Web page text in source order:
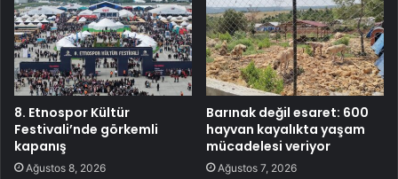
8. Etnospor Kültür
Festivali’nde görkemli
kapanış
Ağustos 8, 2026
Barınak değil esaret: 600
hayvan kayalıkta yaşam
mücadelesi veriyor
Ağustos 7, 2026